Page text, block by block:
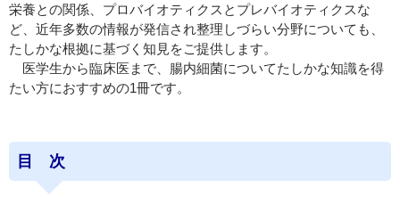
栄養との関係、プロバイオティクスとプレバイオティクスな
ど、近年多数の情報が発信され整理しづらい分野についても、
たしかな根拠に基づく知見をご提供します。
医学生から臨床医まで、腸内細菌についてたしかな知識を得
たい方におすすめの1冊です。
目 次